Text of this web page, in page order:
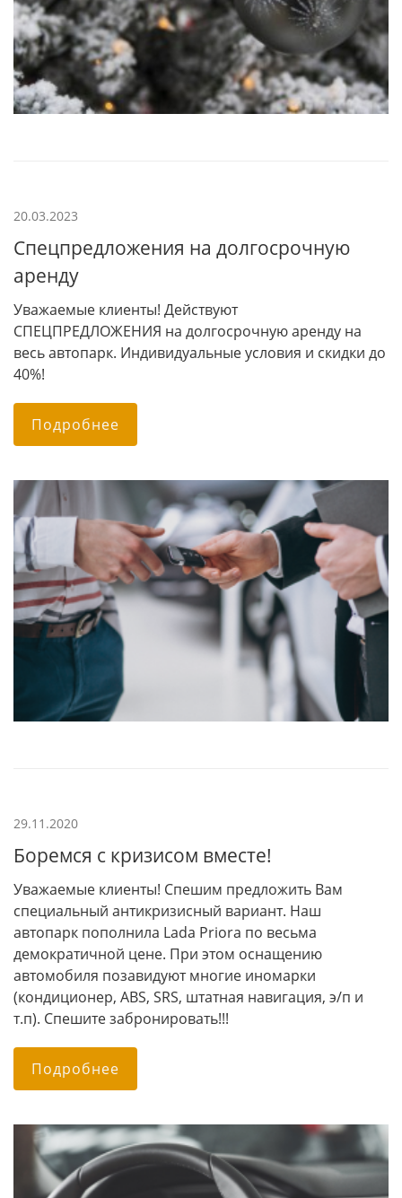
20.03.2023
Спецпредложения на долгосрочную
аренду
Уважаемые клиенты! Действуют
СПЕЦПРЕДЛОЖЕНИЯ на долгосрочную аренду на
весь автопарк. Индивидуальные условия и скидки до
40%!
Подробнее
29.11.2020
Боремся с кризисом вместе!
Уважаемые клиенты! Спешим предложить Вам
специальный антикризисный вариант. Наш
автопарк пополнила Lada Priora по весьма
демократичной цене. При этом оснащению
автомобиля позавидуют многие иномарки
(кондиционер, ABS, SRS, штатная навигация, э/п и
т.п). Спешите забронировать!!!
Подробнее